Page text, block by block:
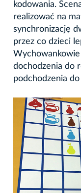
kodowania.
realizować na
synchronizację
przez co dzieci
dochodzenia do
podchodzenia